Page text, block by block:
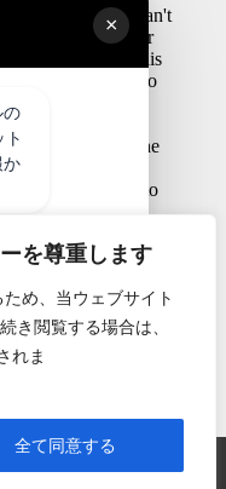
を尊重します
め、当ウェブサイト
き閲覧する場合は、
れま
全て同意する
×